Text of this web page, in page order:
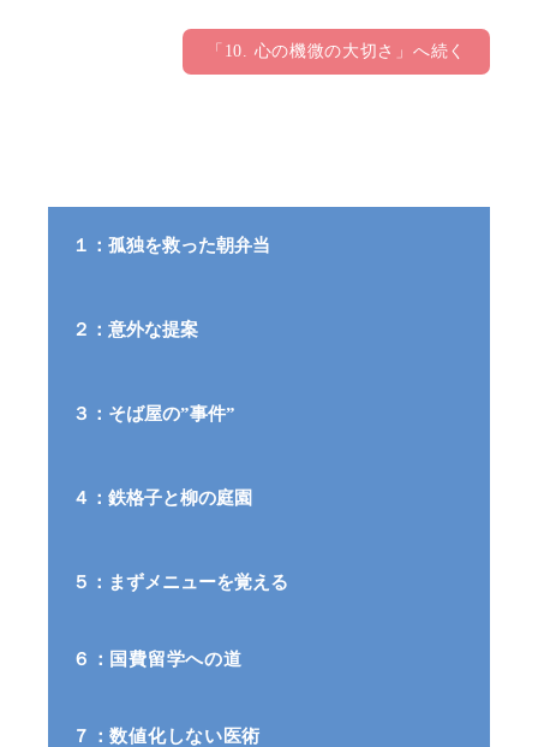
「10. 心の機微の大切さ」へ続く
１：孤独を救った朝弁当
２：意外な提案
３：そば屋の”事件”
４：鉄格子と柳の庭園
５：まずメニューを覚える
６：国費留学への道
７：数値化しない医術